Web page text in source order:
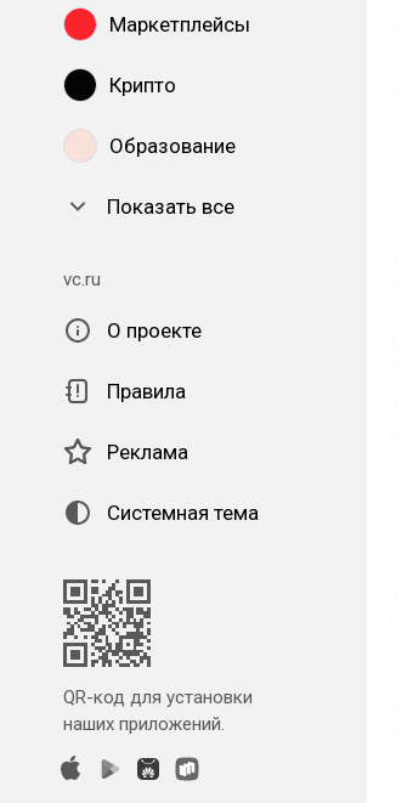
Маркетплейсы
Крипто
Образование
Показать все
vc.ru
О проекте
Правила
Реклама
Системная тема
QR-код для установки
наших приложений.